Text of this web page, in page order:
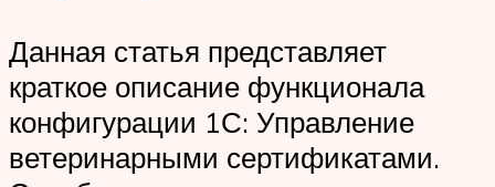
Данная статья представляет
краткое описание функционала
конфигурации 1С: Управление
ветеринарными сертификатами.